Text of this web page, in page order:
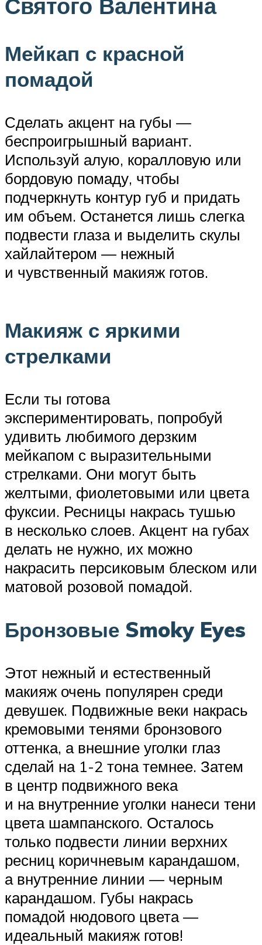
Мейкап с красной
помадой
Сделать акцент на губы —
беспроигрышный вариант.
Используй алую, коралловую или
бордовую помаду, чтобы
подчеркнуть контур губ и придать
им объем. Останется лишь слегка
подвести глаза и выделить скулы
хайлайтером — нежный
и чувственный макияж готов.
Макияж с яркими
стрелками
Если ты готова
экспериментировать, попробуй
удивить любимого дерзким
мейкапом с выразительными
стрелками. Они могут быть
желтыми, фиолетовыми или цвета
фуксии. Ресницы накрась тушью
в несколько слоев. Акцент на губах
делать не нужно, их можно
накрасить персиковым блеском или
матовой розовой помадой.
Бронзовые Smoky Eyes
Этот нежный и естественный
макияж очень популярен среди
девушек. Подвижные веки накрась
кремовыми тенями бронзового
оттенка, а внешние уголки глаз
сделай на 1-2 тона темнее. Затем
в центр подвижного века
и на внутренние уголки нанеси тени
цвета шампанского. Осталось
только подвести линии верхних
ресниц коричневым карандашом,
а внутренние линии — черным
карандашом. Губы накрась
помадой нюдового цвета —
идеальный макияж готов!